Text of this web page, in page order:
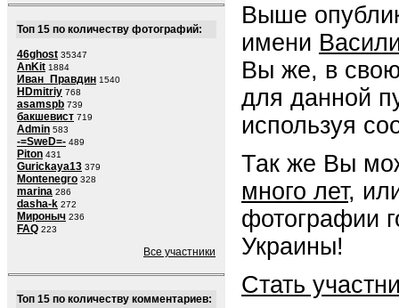
Топ 15 по количеству фотографий:
46ghost 35347
AnKit 1884
Иван_Правдин 1540
HDmitriy 768
asamspb 739
бакшевист 719
Admin 583
-=SweD=- 489
Piton 431
Gurickaya13 379
Montenegro 328
marina 286
dasha-k 272
Мироныч 236
FAQ 223
Все участники
Топ 15 по количеству комментариев:
Выше
имени
Вы же, в свою
для данной
используя
Так же Вы
много лет,
фотографии
Украины!
Стать